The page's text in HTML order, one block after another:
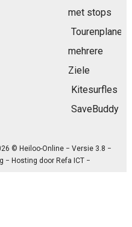
met stops
Tourenplaner
mehrere
Ziele
Kitesurfles
SaveBuddy
© Heiloo-Online − Versie 3.8 −
− Hosting door Refa ICT −